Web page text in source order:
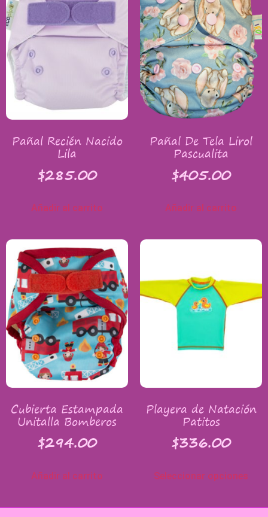
Pañal Recién Nacido
Lila
$285.00
Añadir al carrito
Pañal De Tela Lirol
Pascualita
$405.00
Añadir al carrito
Cubierta Estampada
Unitalla Bomberos
$294.00
Añadir al carrito
Playera de Natación
Patitos
$336.00
Seleccionar opciones